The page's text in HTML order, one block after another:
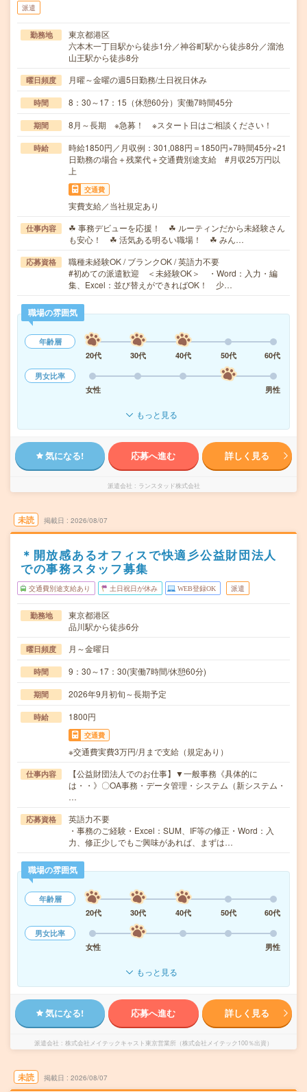
派遣
勤務地
東京都港区
六本木一丁目駅から徒歩1分／神谷町駅から徒歩8分／溜池
山王駅から徒歩8分
曜日頻度 月曜～金曜の週5日勤務/土日祝日休み
時間 8：30～17：15（休憩60分）実働7時間45分
期間 8月～長期 ※急募！ ※スタート日はご相談ください！
時給
時給1850円／月収例：301,088円＝1850円×7時間45分×21
日勤務の場合＋残業代＋交通費別途支給 #月収25万円以
上
交通費
実費支給／当社規定あり
仕事内容
☘ 事務デビューを応援！ ☘ ルーティンだから未経験さん
も安心！ ☘ 活気ある明るい職場！ ☘ みん…
応募資格
職種未経験OK / ブランクOK / 英語力不要
#初めての派遣歓迎 ＜未経験OK＞ ・Word：入力・編
集、Excel：並び替えができればOK！ 少…
職場の雰囲気
年齢層
20代
30代 40代 50代
60代
男女比率
女性
男性
もっと見る
気になる! 応募へ進む 詳しく見る
派遣会社 ランスタッド株式会社
未読 掲載日 2026/08/07
＊開放感あるオフィスで快適彡公益財団法人
での事務スタッフ募集
交通費別途支給あり 土日祝日が休み WEB登録OK 派遣
勤務地
東京都港区
品川駅から徒歩6分
曜日頻度 月～金曜日
時間 9：30～17：30(実働7時間/休憩60分)
期間 2026年9月初旬～長期予定
時給 1800円
交通費
※交通費実費3万円/月まで支給（規定あり）
仕事内容
【公益財団法人でのお仕事】▼一般事務《具体的に
は・・》〇OA事務・データ管理・システム（新システム・
…
応募資格
英語力不要
・事務のご経験・Excel：SUM、IF等の修正・Word：入
力、修正少しでもご興味があれば、まずは…
職場の雰囲気
年齢層
20代
30代 40代 50代
60代
男女比率
女性
男性
もっと見る
気になる! 応募へ進む 詳しく見る
派遣会社 株式会社メイテックキャスト東京営業所（株式会社メイテック100％出資）
未読 掲載日 2026/08/07